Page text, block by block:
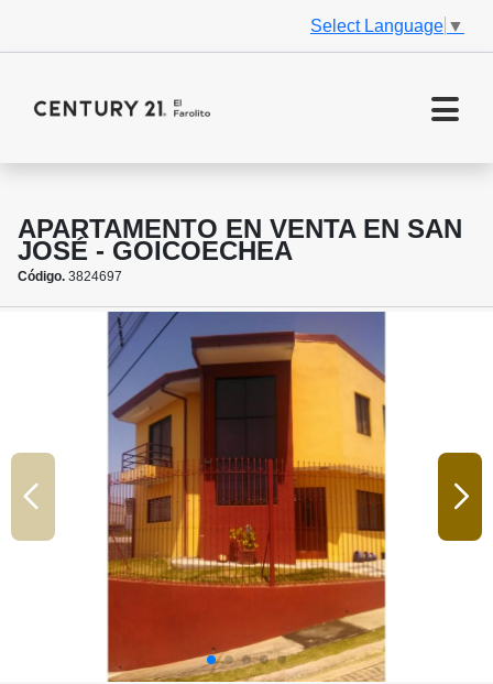
Select Language ▼
APARTAMENTO EN VENTA EN SAN
JOSÉ - GOICOECHEA
Código. 3824697